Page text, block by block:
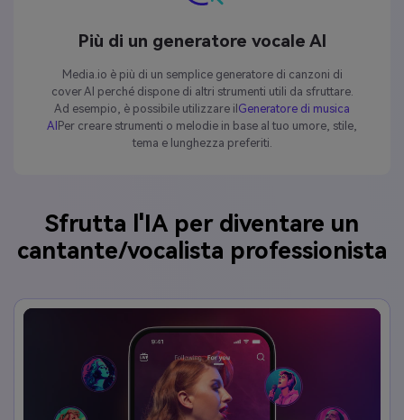
Più di un generatore vocale AI
Media.io è più di un semplice generatore di canzoni di
cover AI perché dispone di altri strumenti utili da sfruttare.
Ad esempio, è possibile utilizzare ilGeneratore di musica
AIPer creare strumenti o melodie in base al tuo umore, stile,
tema e lunghezza preferiti.
Sfrutta l'IA per diventare un
cantante/vocalista professionista